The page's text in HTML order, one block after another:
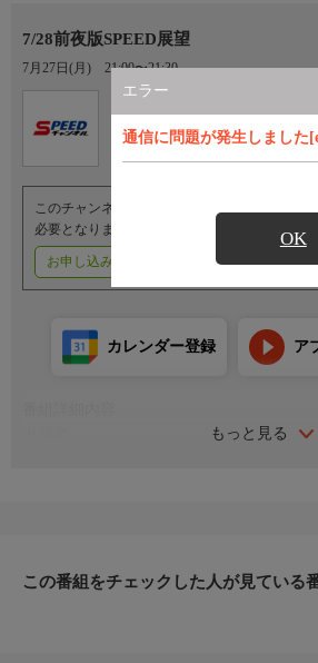
エラー
通信に問題が発生しました
OK
7/28前夜版SPEED展望
7月27日(月) 21:00〜21:30
このチャンネルのご視聴には、オプションチャ
必要となります。
お申し込みはこちら ご利用料金はこち
もっと見る
カレンダー登録 ア
この番組をチェックした人が見ている